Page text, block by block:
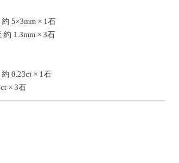
5×3mm × 1石
約 1.3mm × 3石
0.23ct × 1石
× 3石